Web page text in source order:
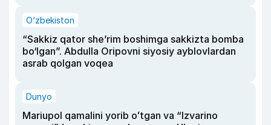
O‘zbekiston
“Sakkiz qator she’rim boshimga sakkizta bomba
bo‘lgan”. Abdulla Oripovni siyosiy ayblovlardan
asrab qolgan voqea
Dunyo
Mariupol qamalini yorib oʻtgan va “Izvarino